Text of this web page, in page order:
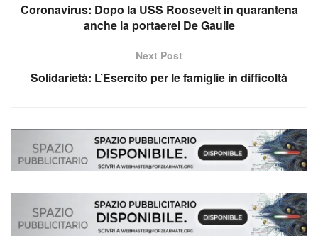
Coronavirus: Dopo la USS Roosevelt in quarantena
anche la portaerei De Gaulle
Next Post
Solidarietà: L’Esercito per le famiglie in difficoltà